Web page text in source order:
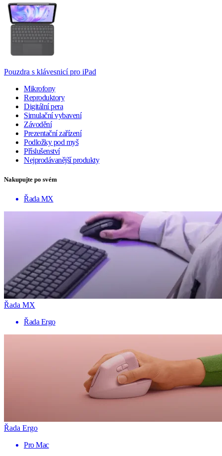
Pouzdra s klávesnicí pro iPad
Mikrofony
Reproduktory
Digitální pera
Simulační vybavení
Závodění
Prezentační zařízení
Podložky pod myš
Příslušenství
Nejprodávanější produkty
Nakupujte po svém
Řada MX
Řada MX
Řada Ergo
Řada Ergo
Pro Mac